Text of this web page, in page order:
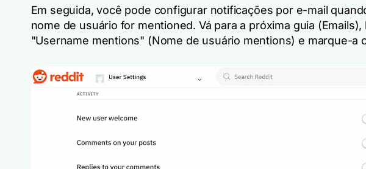
Em seguida, você pode configurar notificações por e-mail
nome de usuário for mentioned. Vá para a próxima guia (Emails),
"Username mentions" (Nome de usuário mentions) e marque-a